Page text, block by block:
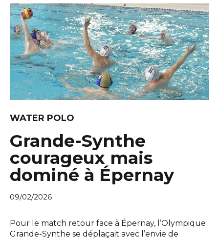
WATER POLO
Grande-Synthe
courageux mais
dominé à Épernay
09/02/2026
Pour le match retour face à Épernay, l’Olympique
Grande-Synthe se déplaçait avec l’envie de